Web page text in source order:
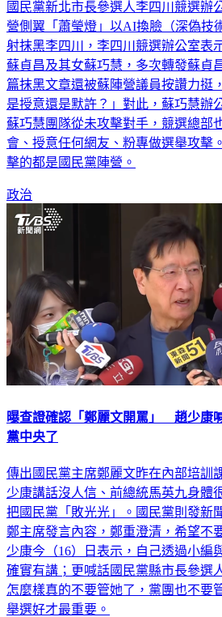
國民黨新北市長參選人李四川競選辦
營側翼「蕭瑩燈」以AI換臉（深偽技
射抹黑李四川，李四川競選辦公室表
蘇貞昌及其女蘇巧慧，多次轉發蘇貞
篇抹黑文章還被蘇陣營議員按讚力挺
是授意還是默許？」對此，蘇巧慧辦
蘇巧慧團隊從未攻擊對手，競選總部
會、授意任何網友、粉專做選舉攻擊
政治
曝查證確認「鄭麗文開罵」 趙少康
傳出國民黨主席鄭麗文昨在內部培訓
少康講話沒人信、前總統馬英九身體
把國民黨「敗光光」。國民黨則發新
鄭主席發言內容，鄭重澄清，希望不
少康今（16）日表示，自己透過小編
確實有講；更喊話國民黨縣市長參選
怎麼樣真的不要管她了，黨團也不要